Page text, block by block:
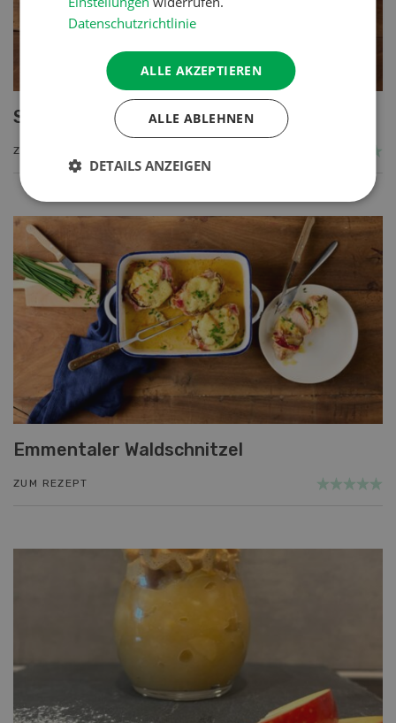
Salée du Val d’Illiez
ZUM REZEPT
Emmentaler Waldschnitzel
ZUM REZEPT
Datenschutzrichtlinie
ALLE AKZEPTIEREN
ALLE ABLEHNEN
DETAILS ANZEIGEN